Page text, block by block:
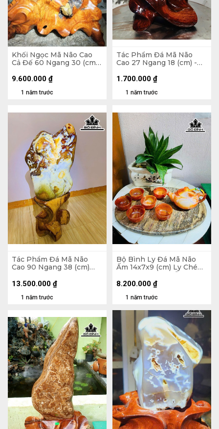
Khối Ngọc Mã Não Cao
Cả Đế 60 Ngang 30 (cm)
1 năm trước
9.600.000 ₫
Tác Phẩm Đá Mã Não
Cao 27 Ngang 18 (cm) -
1 năm trước
1.700.000 ₫
Tác Phẩm Đá Mã Não
Cao 90 Ngang 38 (cm)
1 năm trước
13.500.000 ₫
Bộ Bình Ly Đá Mã Não
Ấm 14x7x9 (cm) Ly Chén
Thạch 33x24 (cm)
1 năm trước
8.200.000 ₫